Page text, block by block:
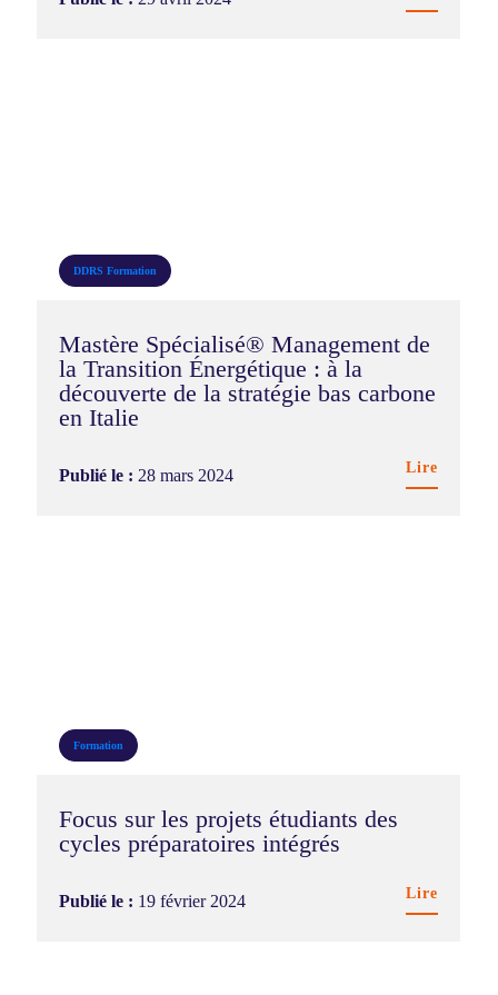
DDRS Formation
Mastère Spécialisé® Management de
la Transition Énergétique : à la
découverte de la stratégie bas carbone
en Italie
Publié le : 28 mars 2024 Lire
Formation
Focus sur les projets étudiants des
cycles préparatoires intégrés
Publié le : 19 février 2024 Lire